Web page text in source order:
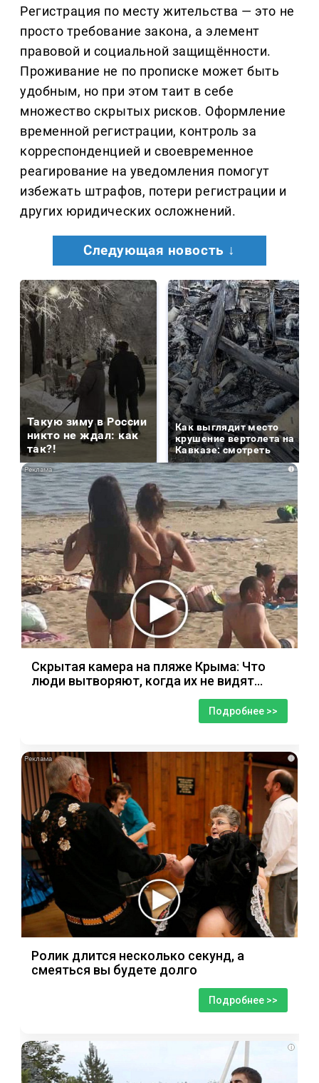
Регистрация по месту жительства — это не
просто требование закона, а элемент
правовой и социальной защищённости.
Проживание не по прописке может быть
удобным, но при этом таит в себе
множество скрытых рисков. Оформление
временной регистрации, контроль за
корреспонденцией и своевременное
реагирование на уведомления помогут
избежать штрафов, потери регистрации и
других юридических осложнений.
Следующая новость ↓
Такую зиму в России
никто не ждал: как
так?!
Как выглядит место
крушение вертолета на
Кавказе: смотреть
i
Скрытая камера на пляже Крыма: Что
люди вытворяют, когда их не видят...
Подробнее >>
i
Ролик длится несколько секунд, а
смеяться вы будете долго
Подробнее >>
i